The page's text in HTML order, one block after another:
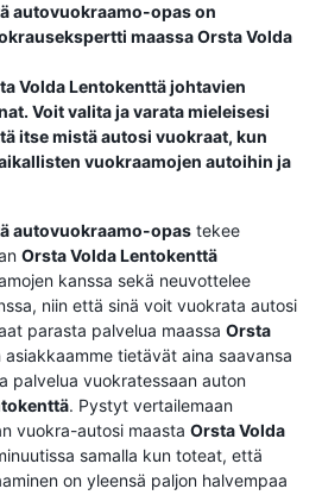
autovuokraamo-opason
maassaOrsta Volda
Volda Lentokenttäjohtavien
Voit valita ja varata mieleisesi
itse mistä autosi vuokraat, kun
vuokraamojen autoihin ja
autovuokraamo-opas tekee
Orsta Volda Lentokenttä
kanssa sekä neuvottelee
niin että sinä voit vuokrata autosi
parasta palvelua maassa Orsta
asiakkaamme tietävät aina saavansa
palvelua vuokratessaan auton
. Pystyt vertailemaan
vuokra-autosi maasta Orsta Volda
samalla kun toteat, että
on yleensä paljon halvempaa